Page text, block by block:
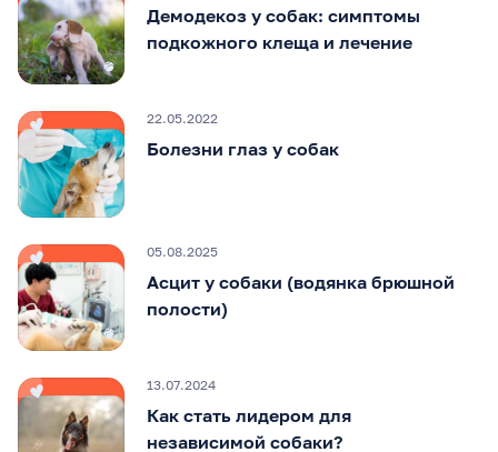
Демодекоз у собак: симптомы
подкожного клеща и лечение
22.05.2022
Болезни глаз у собак
05.08.2025
Асцит у собаки (водянка брюшной
полости)
13.07.2024
Как стать лидером для
независимой собаки?